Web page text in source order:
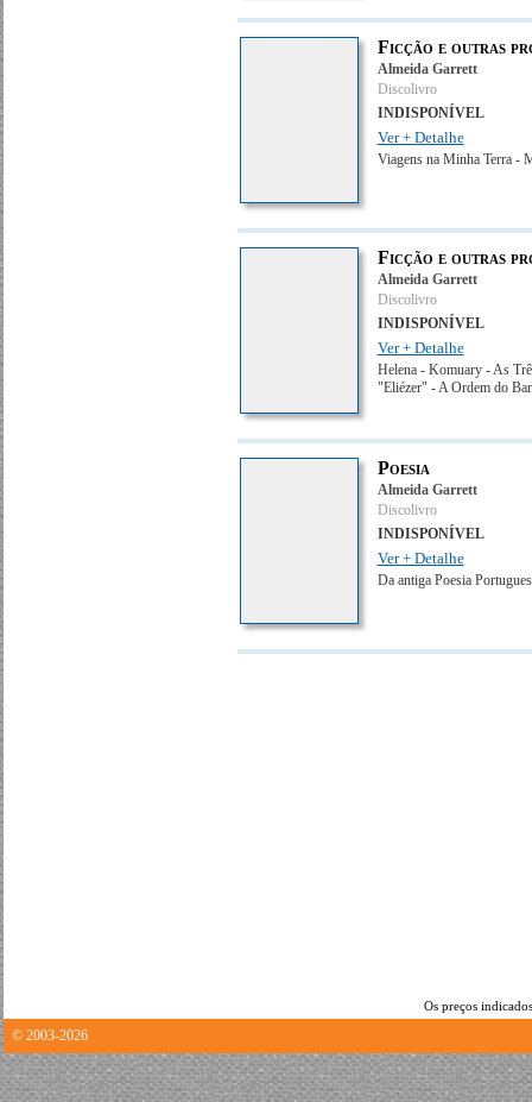
Ficção e outras
Almeida Garrett
Discolivro
INDISPONÍVEL
Ver + Detalhe
Viagens na Minha Terra -
Ficção e outras
Almeida Garrett
Discolivro
INDISPONÍVEL
Ver + Detalhe
Helena - Komuary - As
"Eliézer" - A Ordem do
Poesia
Almeida Garrett
Discolivro
INDISPONÍVEL
Ver + Detalhe
Da antiga Poesia
Os preços
© 2003-2026